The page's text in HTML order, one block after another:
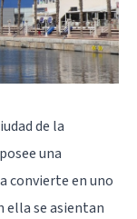
de la
una
convierte en uno
ella se asientan